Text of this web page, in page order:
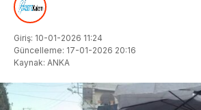
Giriş: 10-01-2026 11:24
Güncelleme: 17-01-2026 20:16
Kaynak: ANKA